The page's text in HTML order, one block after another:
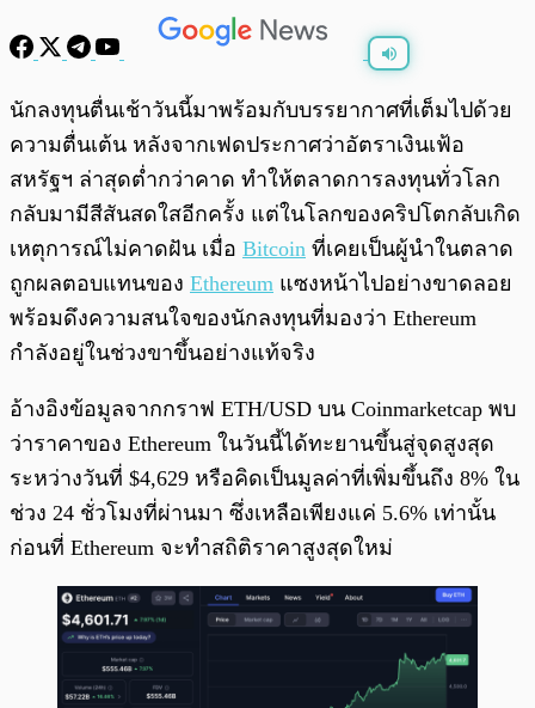
พร้อมเล่น 0:00/0:00
นักลงทุนตื่นเช้าวันนี้มาพร้อมกับบรรยากาศที่เต็มไปด้วย
ความตื่นเต้น หลังจากเฟดประกาศว่าอัตราเงินเฟ้อ
สหรัฐฯ ล่าสุดต่ำกว่าคาด ทำให้ตลาดการลงทุนทั่วโลก
กลับมามีสีสันสดใสอีกครั้ง แต่ในโลกของคริปโตกลับเกิด
เหตุการณ์ไม่คาดฝัน เมื่อ Bitcoin ที่เคยเป็นผู้นำในตลาด
ถูกผลตอบแทนของ Ethereum แซงหน้าไปอย่างขาดลอย
พร้อมดึงความสนใจของนักลงทุนที่มองว่า Ethereum
กำลังอยู่ในช่วงขาขึ้นอย่างแท้จริง
อ้างอิงข้อมูลจากกราฟ ETH/USD บน Coinmarketcap พบ
ว่าราคาของ Ethereum ในวันนี้ได้ทะยานขึ้นสู่จุดสูงสุด
ระหว่างวันที่ $4,629 หรือคิดเป็นมูลค่าที่เพิ่มขึ้นถึง 8% ใน
ช่วง 24 ชั่วโมงที่ผ่านมา ซึ่งเหลือเพียงแค่ 5.6% เท่านั้น
ก่อนที่ Ethereum จะทำสถิติราคาสูงสุดใหม่